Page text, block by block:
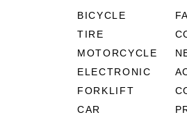
BICYCLE
TIRE
MOTORCYCLE
ELECTRONIC
FORKLIFT
CAR